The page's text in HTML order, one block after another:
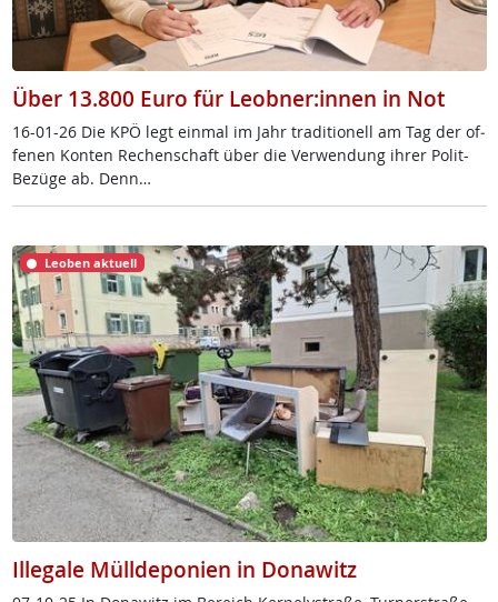
Über 13.800 Euro für Leobner:innen in Not
16-01-26 Die KPÖ legt ein­mal im Jahr tra­di­tio­nell am Tag der of­
fe­nen Kon­ten Re­chen­schaft über die Ver­wen­dung ih­rer Po­lit-
Be­zü­ge ab. Denn…
Leoben aktuell
Illegale Mülldeponien in Donawitz